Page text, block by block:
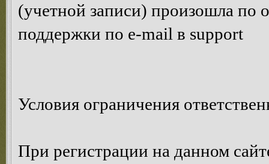
(учетной записи) произошла по
поддержки по e-mail в support
Условия ограничения
При регистрации на данном